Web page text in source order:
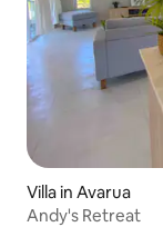
Villa in Avarua
Andy's Retreat